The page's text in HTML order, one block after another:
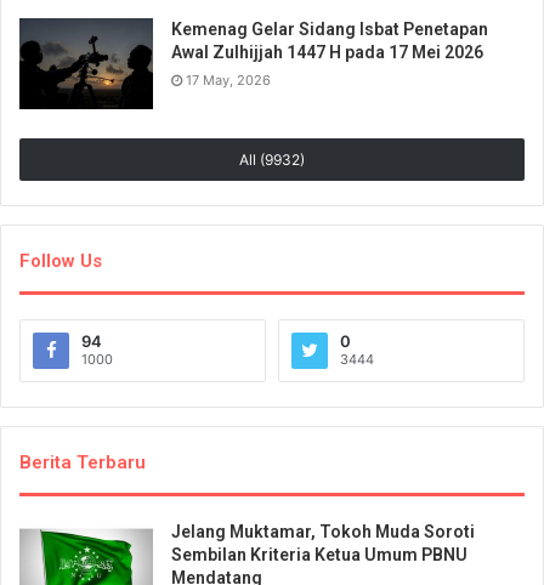
Kemenag Gelar Sidang Isbat Penetapan
Awal Zulhijjah 1447 H pada 17 Mei 2026
17 May, 2026
All (9932)
Follow Us
94
1000
0
3444
Berita Terbaru
Jelang Muktamar, Tokoh Muda Soroti
Sembilan Kriteria Ketua Umum PBNU
Mendatang